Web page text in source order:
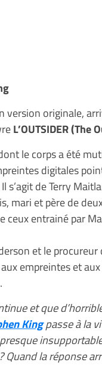
version originale,
L’OUTSIDER (The
le corps a été
digitales
s’agit de Terry
mari et père de
ceux entrainé par
et le
aux empreintes et
et que
Kingpasse à la
Quand la réponse